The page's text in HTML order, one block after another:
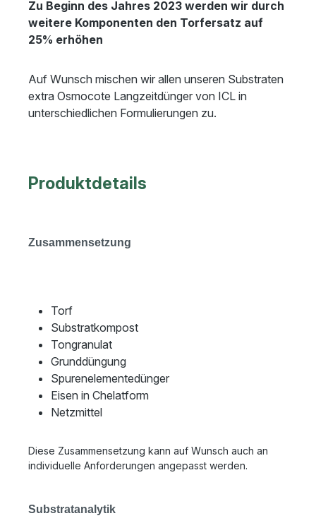
Zu Beginn des Jahres 2023 werden wir durch
weitere Komponenten den Torfersatz auf
25% erhöhen
Auf Wunsch mischen wir allen unseren Substraten
extra Osmocote Langzeitdünger von ICL in
unterschiedlichen Formulierungen zu.
Produktdetails
Zusammensetzung
Torf
Substratkompost
Tongranulat
Grunddüngung
Spurenelementedünger
Eisen in Chelatform
Netzmittel
Diese Zusammensetzung kann auf Wunsch auch an
individuelle Anforderungen angepasst werden.
Substratanalytik